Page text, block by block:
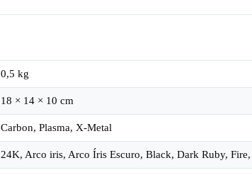
0,5 kg
18 × 14 × 10 cm
Carbon, Plasma, X-Metal
24K, Arco iris, Arco Íris Escuro, Black, Dark Ruby,